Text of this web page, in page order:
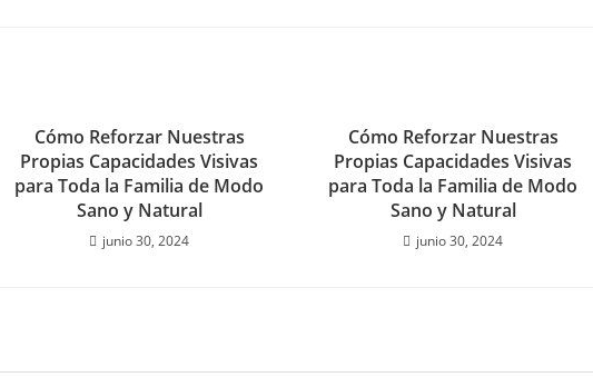
Cómo Reforzar Nuestras
Propias Capacidades Visivas
para Toda la Familia de Modo
Sano y Natural
junio 30, 2024
Cómo Reforzar Nuestras
Propias Capacidades Visivas
para Toda la Familia de Modo
Sano y Natural
junio 30, 2024